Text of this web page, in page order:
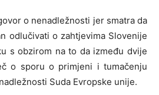
o nenadležnosti jer smatra da
odlučivati o zahtjevima Slovenije
s obzirom na to da između dvije
o sporu o primjeni i tumačenju
Suda Evropske unije.